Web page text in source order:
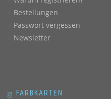
Bestellungen
Passwort vergessen
Newsletter
ஐ FARBKARTEN